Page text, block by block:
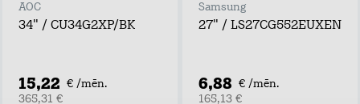
AOC
34" / CU34G2XP/BK
15,22 € /mēn.
365,31 €
Samsung
27" / LS27CG552EUXEN
6,88 € /mēn.
165,13 €